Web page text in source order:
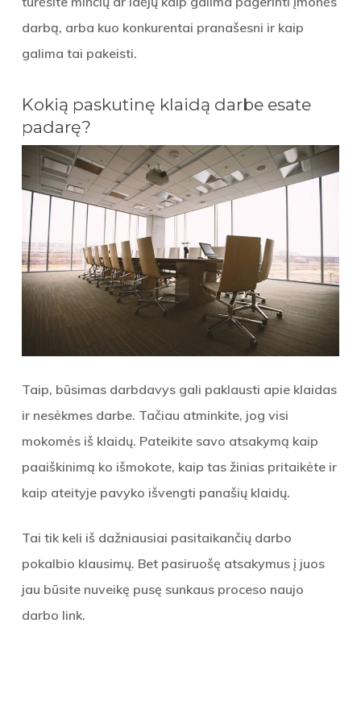
darbą, arba kuo konkurentai pranašesni ir kaip
galima tai pakeisti.
Kokią paskutinę klaidą darbe esate
padarę?
Taip, būsimas darbdavys gali paklausti apie klaidas
ir nesėkmes darbe. Tačiau atminkite, jog visi
mokomės iš klaidų. Pateikite savo atsakymą kaip
paaiškinimą ko išmokote, kaip tas žinias pritaikėte ir
kaip ateityje pavyko išvengti panašių klaidų.
Tai tik keli iš dažniausiai pasitaikančių darbo
pokalbio klausimų. Bet pasiruošę atsakymus į juos
jau būsite nuveikę pusę sunkaus proceso naujo
darbo link.